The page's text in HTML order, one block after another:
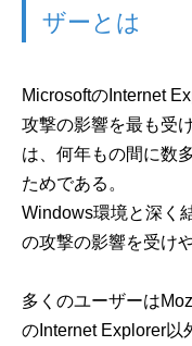
ザーとは
MicrosoftのInternet
攻撃の影響を最も受
は、何年もの間に数
ためである。
Windows環境と深く
の攻撃の影響を受け
多くのユーザーは
のInternet Explorer以